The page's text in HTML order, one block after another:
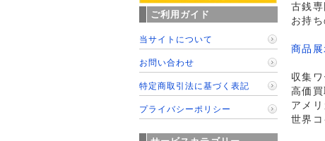
古銭
お持
商品
収集
高価
アメ
世界
ご利用ガイド
当サイトについて
お問い合わせ
特定商取引法に基づく表記
プライバシーポリシー